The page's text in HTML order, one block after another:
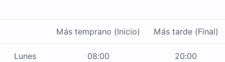
Más temprano (Inicio) Más tarde (Final)
Lunes 08:00 20:00